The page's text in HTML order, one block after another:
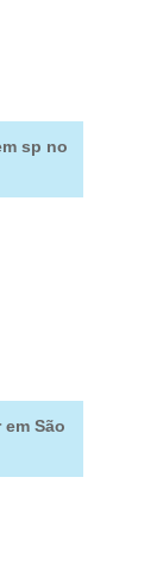
sp no
São